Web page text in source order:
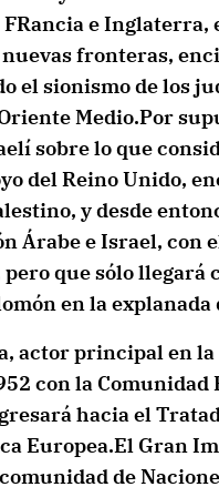
e Inglaterra,
fronteras,
el sionismo de los
Medio.Por
sobre lo que
del Reino Unido,
y desde
Árabe e Israel, con
pero que sólo llegará
en la explanada
actor principal en
con la Comunidad
hacia el
Europea.El Gran
de